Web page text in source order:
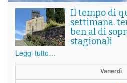
Il tempo di
settimana.
ben al di
stagionali
Leggi tutto…
Venerdì